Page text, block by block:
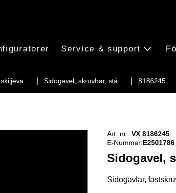
Sidogavel, skruvbar, stå… 8186245
Service & support
Sidogavel,
Art. nr.: VX 8186245
E-Nummer:E2501786
Sidogavlar,